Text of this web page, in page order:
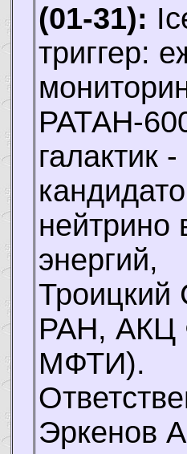
(01-31):
триггер:
РАТАН-
галактик
нейтрино
энергий,
Троицкий
РАН,
МФТИ).
Эркенов